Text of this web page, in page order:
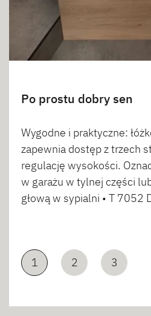
Po prostu dobry sen
Wygodne i praktyczne:
zapewnia dostęp z trzech
regulację wysokości.
w garażu w tylnej części
głową w sypialni • T 7052
1 2 3